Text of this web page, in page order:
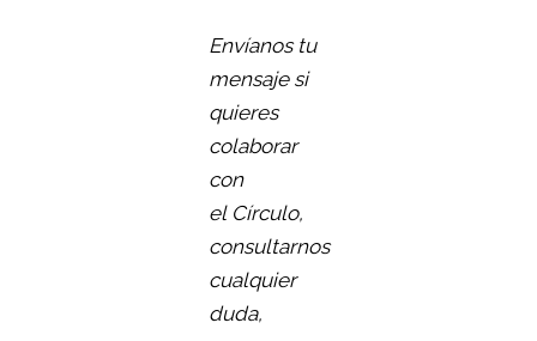
Envíanos tu
mensaje si
quieres
colaborar
con
el Círculo,
consultarnos
cualquier
duda,